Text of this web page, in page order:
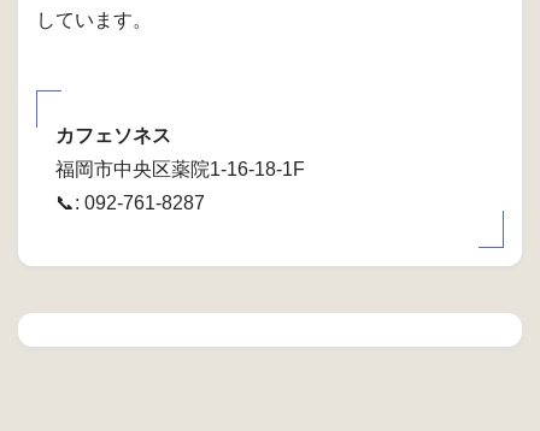
しています。
カフェソネス
福岡市中央区薬院1-16-18-1F
📞: 092-761-8287